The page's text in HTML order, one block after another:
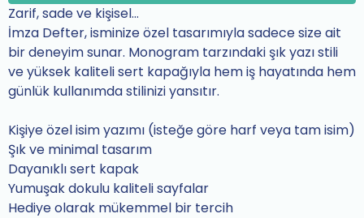
Zarif, sade ve kişisel…
İmza Defter, isminize özel tasarımıyla sadece size ait
bir deneyim sunar. Monogram tarzındaki şık yazı stili
ve yüksek kaliteli sert kapağıyla hem iş hayatında hem
günlük kullanımda stilinizi yansıtır.
Kişiye özel isim yazımı (isteğe göre harf veya tam isim)
Şık ve minimal tasarım
Dayanıklı sert kapak
Yumuşak dokulu kaliteli sayfalar
Hediye olarak mükemmel bir tercih